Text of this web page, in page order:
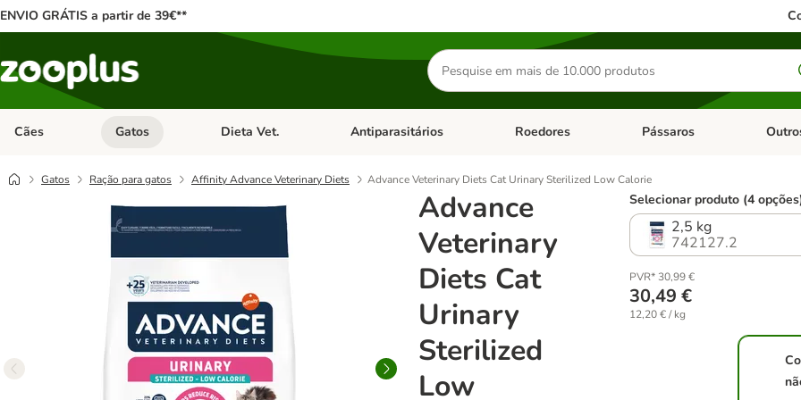
ENVIO GRÁTIS a partir de 39€**
Pesquisar
produtos
Cães Abrir menu de categoria: Cães
Gatos Abrir menu de categoria: Gatos
Dieta Vet. Abrir menu de categoria: Dieta Vet.
Antiparasitários Abrir menu de categoria: Antiparasitários
Roedores Abrir menu de categoria:
Pássaros Abrir
Gatos Ração para gatos Affinity Advance Veterinary Diets Advance Veterinary Diets Cat Urinary Sterilized Low Calorie
Advance
Veterinary
Diets Cat
Urinary
Sterilized
Low
Selecionar produto (4
2,5 kg
742127.2
PVR* 30,99 €
30,49 €
12,20 € / kg